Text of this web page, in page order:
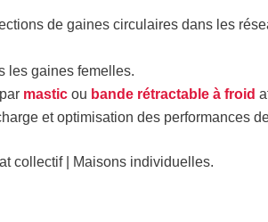
de gaines circulaires dans les
les gaines femelles.
mastic ou bande rétractable à froid
et optimisation des performances
collectif | Maisons individuelles.